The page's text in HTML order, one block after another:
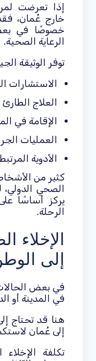
إذا تعرضت
خارج عُمان،
خصوصًا في بعض
الرعاية الصحية.
توفر الوثيقة
الاستشارات
العلاج الطارئ
الإقامة في
العمليات
الأدوية
كثير من
الصحي الدولي،
يركز أساسًا
الرحلة.
الإخلاء
إلى
في بعض
في المدينة أو
هنا قد تحتاج
إلى عُمان
تكلفة